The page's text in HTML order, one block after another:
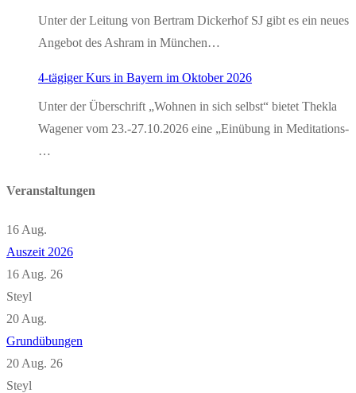
Unter der Leitung von Bertram Dickerhof SJ gibt es ein neues
Angebot des Ashram in München…
4-tägiger Kurs in Bayern im Oktober 2026
Unter der Überschrift „Wohnen in sich selbst“ bietet Thekla
Wagener vom 23.-27.10.2026 eine „Einübung in Meditations-
…
Veranstaltungen
16 Aug.
Auszeit 2026
16 Aug. 26
Steyl
20 Aug.
Grundübungen
20 Aug. 26
Steyl